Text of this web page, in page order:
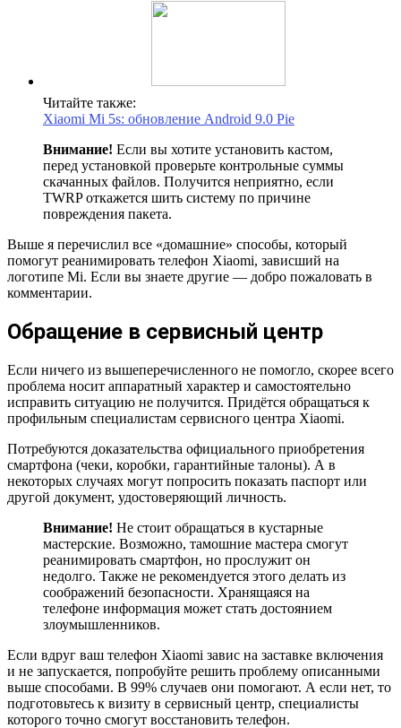
Читайте также:
Xiaomi Mi 5s: обновление Android 9.0 Pie
Внимание! Если вы хотите установить кастом,
перед установкой проверьте контрольные суммы
скачанных файлов. Получится неприятно, если
TWRP откажется шить систему по причине
повреждения пакета.
Выше я перечислил все «домашние» способы, который
помогут реанимировать телефон Xiaomi, зависший на
логотипе Mi. Если вы знаете другие — добро пожаловать в
комментарии.
Обращение в сервисный центр
Если ничего из вышеперечисленного не помогло, скорее всего
проблема носит аппаратный характер и самостоятельно
исправить ситуацию не получится. Придётся обращаться к
профильным специалистам сервисного центра Xiaomi.
Потребуются доказательства официального приобретения
смартфона (чеки, коробки, гарантийные талоны). А в
некоторых случаях могут попросить показать паспорт или
другой документ, удостоверяющий личность.
Внимание! Не стоит обращаться в кустарные
мастерские. Возможно, тамошние мастера смогут
реанимировать смартфон, но прослужит он
недолго. Также не рекомендуется этого делать из
соображений безопасности. Хранящаяся на
телефоне информация может стать достоянием
злоумышленников.
Если вдруг ваш телефон Xiaomi завис на заставке включения
и не запускается, попробуйте решить проблему описанными
выше способами. В 99% случаев они помогают. А если нет, то
подготовьтесь к визиту в сервисный центр, специалисты
которого точно смогут восстановить телефон.